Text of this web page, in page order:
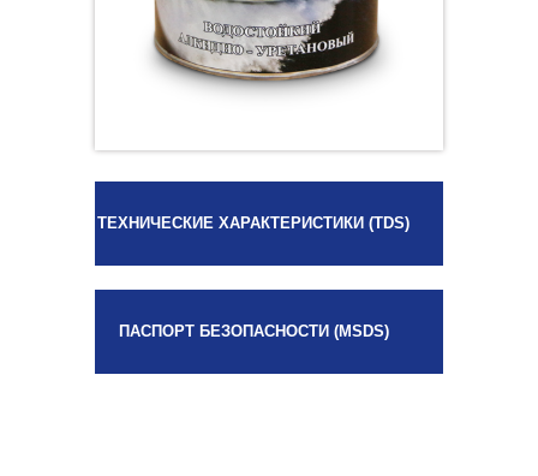
ТЕХНИЧЕСКИЕ ХАРАКТЕРИСТИКИ (TDS)
ПАСПОРТ БЕЗОПАСНОСТИ (MSDS)